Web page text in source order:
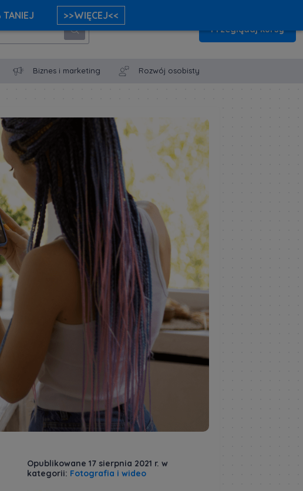
Przeglądaj kursy
Biznes i marketing Rozwój osobisty
Opublikowane 17 sierpnia 2021 r. w
kategorii: Fotografia i wideo
>>WIĘCEJ<<